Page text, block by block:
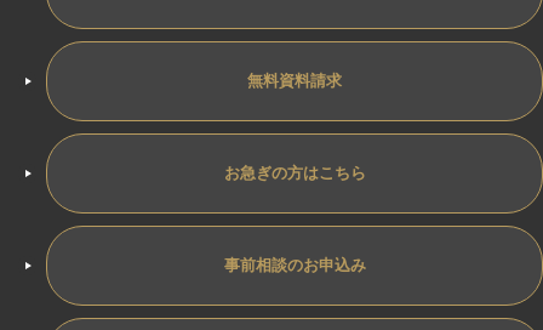
無料資料請求
お急ぎの方はこちら
事前相談のお申込み